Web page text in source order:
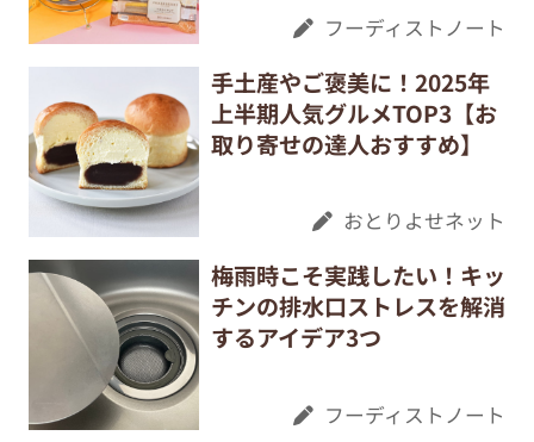
フーディストノート
手土産やご褒美に！2025年
上半期人気グルメTOP3【お
取り寄せの達人おすすめ】
おとりよせネット
梅雨時こそ実践したい！キッ
チンの排水口ストレスを解消
するアイデア3つ
フーディストノート